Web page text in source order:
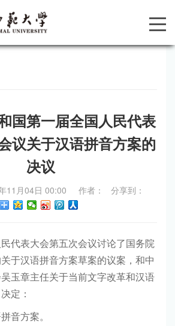
国第一届全国人民代表
议关于汉语拼音方案的
决议
11月04日 00:00 作者： 分享到：
代表大会第五次会议讨论了国务院
于汉语拼音方案草案的议案，和中
玉章主任关于当前文字改革和汉语
定：
音方案。